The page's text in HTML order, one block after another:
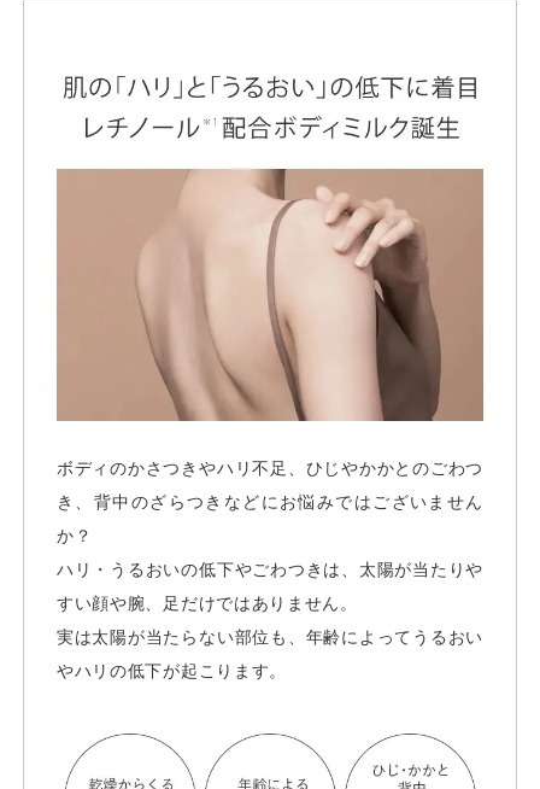
ボディのかさつきやハリ不足、ひじやかかとのごわつ
き、背中のざらつきなどにお悩みではございません
か？
ハリ・うるおいの低下やごわつきは、太陽が当たりや
すい顔や腕、足だけではありません。
実は太陽が当たらない部位も、年齢によってうるおい
やハリの低下が起こります。